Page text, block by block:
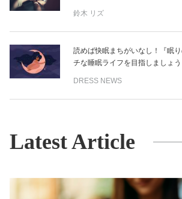
鈴木 リズ
読めば快眠まちがいなし！『眠
チな睡眠ライフを目指しましょう
DRESS NEWS
Latest Article